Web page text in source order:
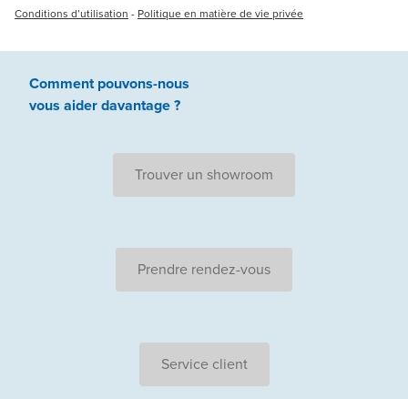
Conditions d’utilisation - Politique en matière de vie privée
Comment pouvons-nous
vous aiderdavantage ?
Trouver un showroom
Prendre rendez-vous
Service client